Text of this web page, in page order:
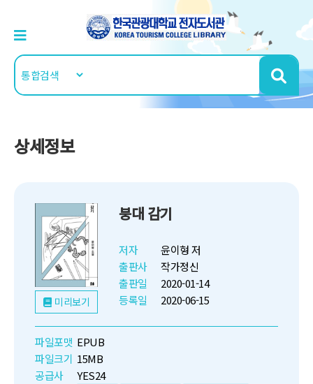
상세정보
미리보기
붕대 감기
저자
윤이형 저
출판사
작가정신
출판일
2020-01-14
등록일
2020-06-15
파일포맷 EPUB
파일크기 15MB
공급사
YES24